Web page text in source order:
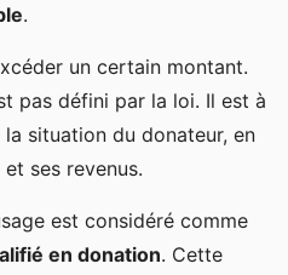
.
un certain montant.
pas défini par la loi. Il est à
situation du donateur, en
ses revenus.
est considéré comme
en donation. Cette